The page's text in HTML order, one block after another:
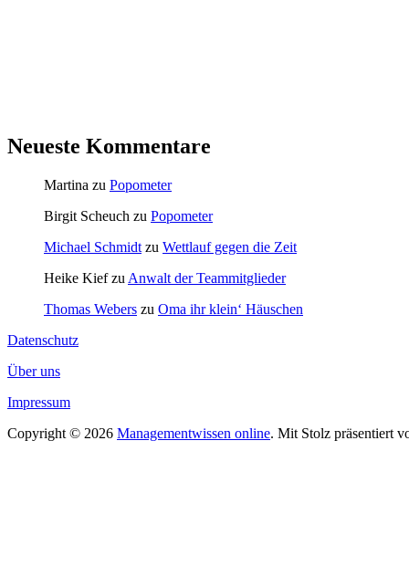
Neueste Kommentare
Martina zu Popometer
Birgit Scheuch zu Popometer
Michael Schmidt zu Wettlauf gegen die Zeit
Heike Kiefzu Anwalt der Teammitglieder
Thomas Webers zu Oma ihr klein‘ Häuschen
Datenschutz
Über uns
Impressum
Copyright © 2026 Managementwissen online. Mit Stolz präsentiert